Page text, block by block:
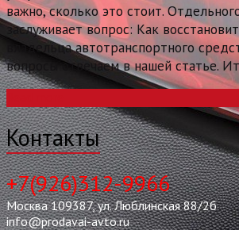
важно, сколько это стоит.
заслуживает вопрос: Как
владельца автотранспортного
вопросы отвечаем в нашей статье.
Контакты
+7(926)312-9966
Москва 109387, ул. Люблинская 88/2б
info@prodavai-avto.ru